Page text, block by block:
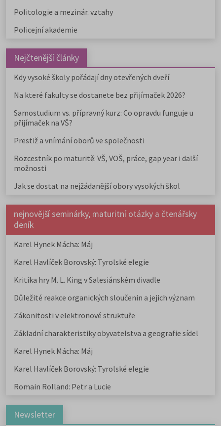
Politologie a mezinár. vztahy
Policejní akademie
Nejčtenější články
Kdy vysoké školy pořádají dny otevřených dveří
Na které fakulty se dostanete bez přijímaček 2026?
Samostudium vs. přípravný kurz: Co opravdu funguje u
přijímaček na VŠ?
Prestiž a vnímání oborů ve společnosti
Rozcestník po maturitě: VŠ, VOŠ, práce, gap year i další
možnosti
Jak se dostat na nejžádanější obory vysokých škol
nejnovější seminárky, maturitní otázky a čtenářsky
deník
Karel Hynek Mácha: Máj
Karel Havlíček Borovský: Tyrolské elegie
Kritika hry M. L. King v Salesiánském divadle
Důležité reakce organických sloučenin a jejich význam
Zákonitosti v elektronové struktuře
Základní charakteristiky obyvatelstva a geografie sídel
Karel Hynek Mácha: Máj
Karel Havlíček Borovský: Tyrolské elegie
Romain Rolland: Petr a Lucie
Newsletter